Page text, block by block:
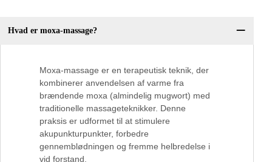
Hvad er moxa-massage?
Moxa-massage er en terapeutisk teknik, der
kombinerer anvendelsen af varme fra
brændende moxa (almindelig mugwort) med
traditionelle massageteknikker. Denne
praksis er udformet til at stimulere
akupunkturpunkter, forbedre
gennemblødningen og fremme helbredelse i
vid forstand.